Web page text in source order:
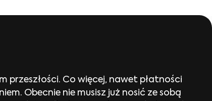
przeszłości. Co więcej, nawet płatności
Obecnie nie musisz już nosić ze sobą